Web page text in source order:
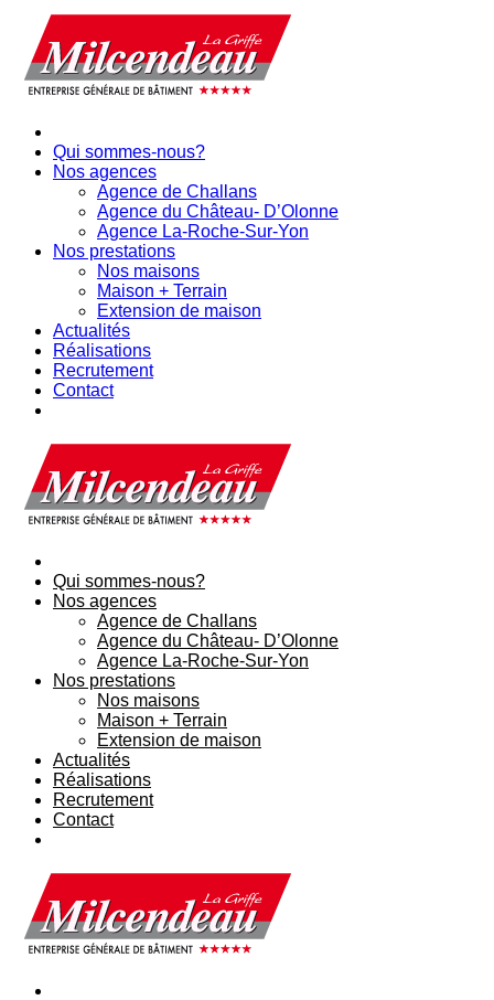
Qui sommes-nous?
Nos agences
Agence de Challans
Agence du Château- D’Olonne
Agence La-Roche-Sur-Yon
Nos prestations
Nos maisons
Maison + Terrain
Extension de maison
Actualités
Réalisations
Recrutement
Contact
Qui sommes-nous?
Nos agences
Agence de Challans
Agence du Château- D’Olonne
Agence La-Roche-Sur-Yon
Nos prestations
Nos maisons
Maison + Terrain
Extension de maison
Actualités
Réalisations
Recrutement
Contact